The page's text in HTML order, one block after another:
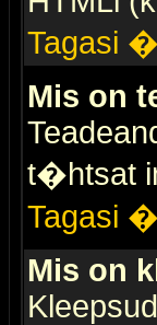
Tagasi
Mis on
t�htsat
Tagasi
Mis on